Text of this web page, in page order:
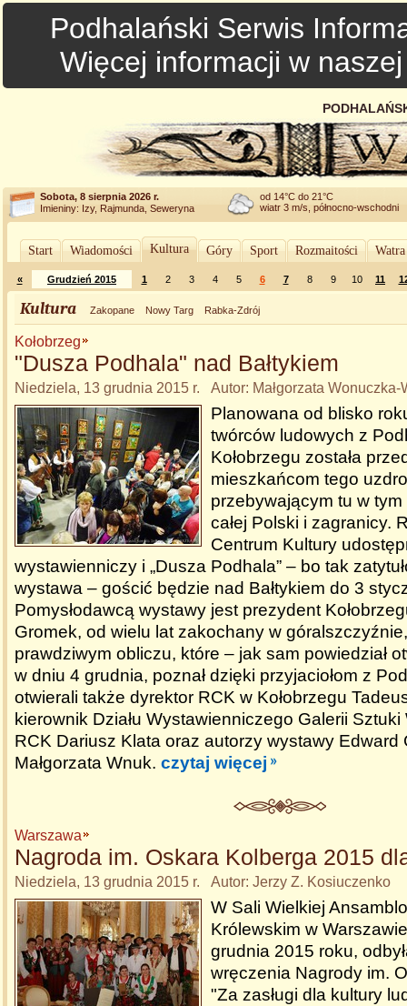
Podhalański Serwis
Więcej informacji w
Sobota, 8 sierpnia 2026 r.
Imieniny: Izy, Rajmunda, Seweryna
od 14°C do 21°C
wiatr 3 m/s, północno-wschodni
Start Wiadomości Kultura Góry Sport Rozmaitości
« Grudzień 2015 1 2 3 4 5 6 7 8 9 10 11
Kultura Zakopane Nowy Targ Rabka-Zdrój
Kołobrzeg
"Dusza Podhala" nad Bałtykiem
Niedziela, 13 grudnia 2015 r. Autor: Małgorzata Wonuczka-
Planowana od blisko
twórców ludowych z
Kołobrzegu została
mieszkańcom tego
przebywającym tu w
całej Polski i zagranicy.
Centrum Kultury
wystawienniczy i „Dusza Podhala” – bo tak
wystawa – gościć będzie nad Bałtykiem do 3
Pomysłodawcą wystawy jest prezydent
Gromek, od wielu lat zakochany w
prawdziwym obliczu, które – jak sam powiedział
w dniu 4 grudnia, poznał dzięki przyjaciołom z
otwierali także dyrektor RCK w Kołobrzegu
kierownik Działu Wystawienniczego Galerii Sztuki
RCK Dariusz Klata oraz autorzy wystawy Edward
Małgorzata Wnuk. czytaj więcej
Warszawa
Nagroda im. Oskara Kolberga 2015
Niedziela, 13 grudnia 2015 r. Autor: Jerzy Z. Kosiuczenko
W Sali Wielkiej
Królewskim w
grudnia 2015 roku,
wręczenia Nagrody im.
"Za zasługi dla kultury